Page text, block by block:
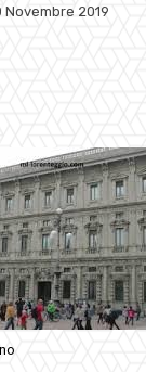
Novembre 2019